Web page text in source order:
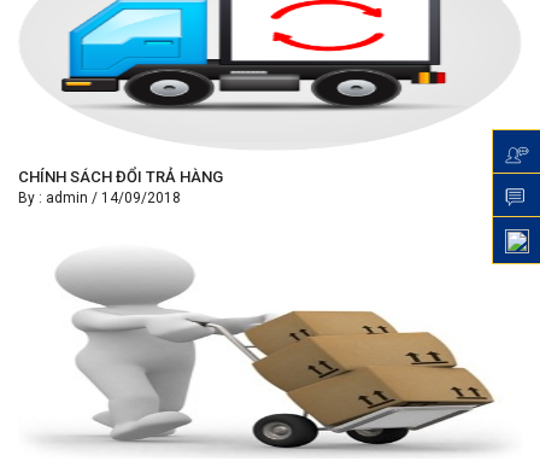
CHÍNH SÁCH ĐỔI TRẢ HÀNG
By : admin / 14/09/2018